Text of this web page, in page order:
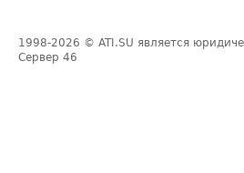
1998-2026 © ATI.SU является
Сервер 46